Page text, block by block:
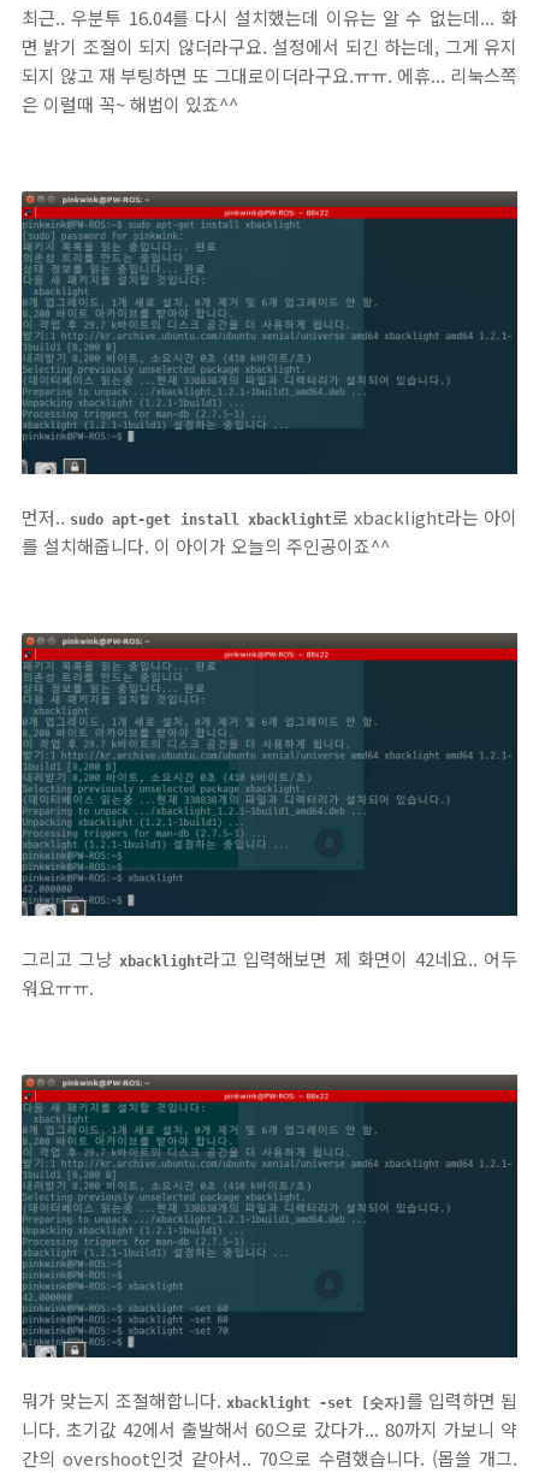
최근.. 우분투 16.04를 다시 설치했는데 이유는 알 수 없는데... 화
면 밝기 조절이 되지 않더라구요. 설정에서 되긴 하는데, 그게 유지
되지 않고 재 부팅하면 또 그대로이더라구요.ㅠㅠ. 에휴... 리눅스쪽
은 이럴때 꼭~ 해법이 있죠^^
먼저.. sudo apt-get install xbacklight로 xbacklight라는 아이
를 설치해줍니다. 이 아이가 오늘의 주인공이죠^^
그리고 그냥 xbacklight라고 입력해보면 제 화면이 42네요.. 어두
워요ㅠㅠ.
뭐가 맞는지 조절해합니다. xbacklight -set [숫자] 를 입력하면 됩
니다. 초기값 42에서 출발해서 60으로 갔다가... 80까지 가보니 약
간의 overshoot인것 같아서.. 70으로 수렴했습니다. (몹쓸 개그.